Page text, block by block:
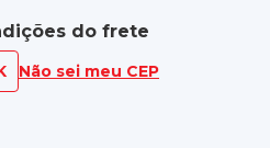
do frete
Não sei meu CEP